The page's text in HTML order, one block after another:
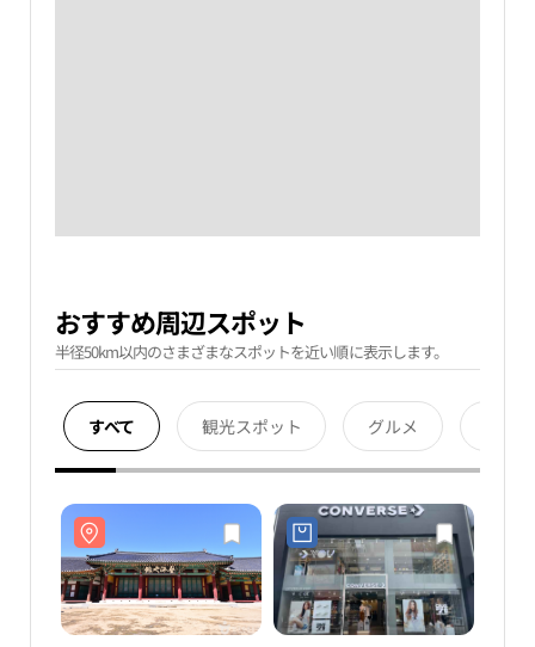
おすすめ周辺スポット
半径50km以内のさまざまなスポットを近い順に表示します。
すべて 観光スポット グルメ